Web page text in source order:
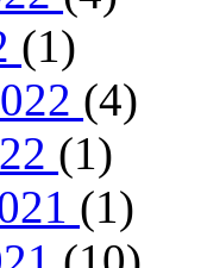
(1)
(4)
(1)
(1)